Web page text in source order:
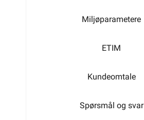
1650W
300W
Miljøparametere
ETIM
Kundeomtale
Spørsmål og svar